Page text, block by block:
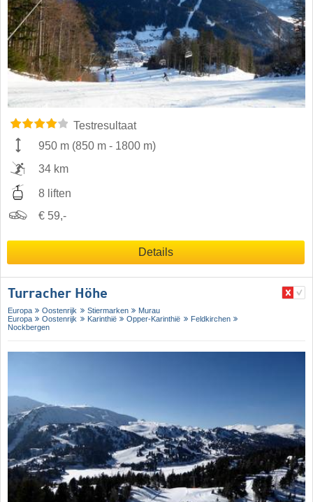
Testresultaat
950 m (850 m - 1800 m)
34 km
8 liften
€ 59,-
Details
Turracher Höhe
Europa Oostenrijk Stiermarken
Murau
Europa
Oostenrijk Karinthië Opper-Karinthië
Feldkirchen
Nockbergen